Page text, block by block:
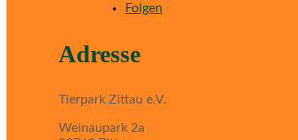
Folgen
Adresse
Tierpark Zittau e.V.
Weinaupark 2a